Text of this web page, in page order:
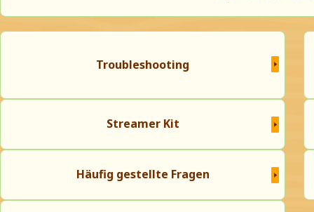
Troubleshooting
Streamer Kit
Häufig gestellte Fragen